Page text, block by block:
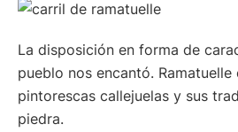
La disposición en forma de
pueblo nos encantó.
pintorescas callejuelas y sus
piedra.